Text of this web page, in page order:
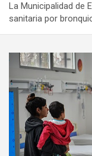
La Municipalidad de
sanitaria por